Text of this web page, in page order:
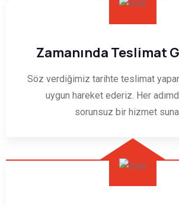
Zamanında Teslimat
Söz verdiğimiz tarihte teslimat
uygun hareket ederiz. Her
sorunsuz bir hizmet